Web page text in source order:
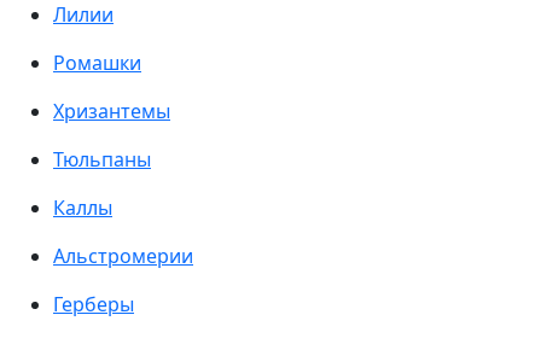
Лилии
Ромашки
Хризантемы
Тюльпаны
Каллы
Альстромерии
Герберы